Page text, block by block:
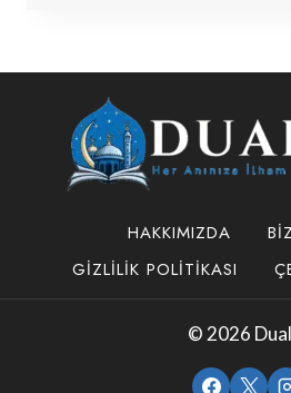
HAKKIMIZDA
GIZLILIK POLITIKASI
© 2026